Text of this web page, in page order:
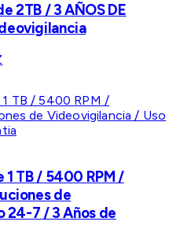
2TB / 3 AÑOS DE
1 TB / 5400 RPM /
de
24-7 / 3 Años de